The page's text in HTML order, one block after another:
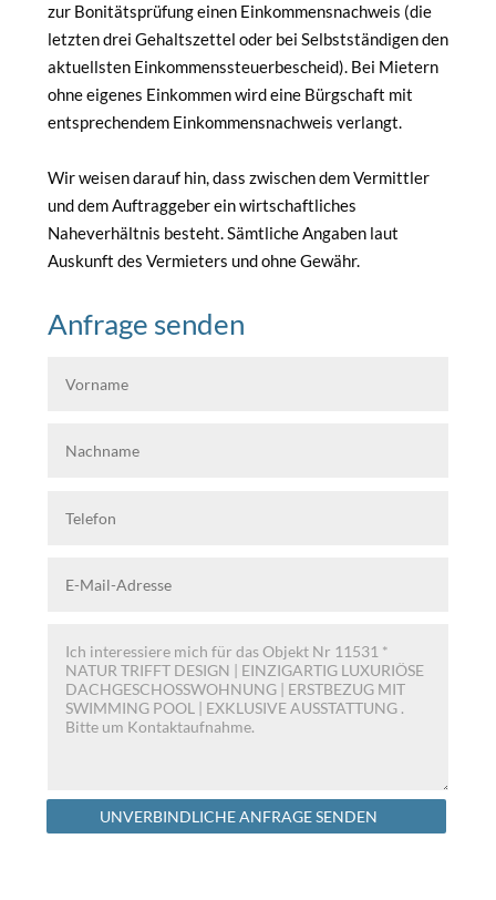
zur Bonitätsprüfung einen Einkommensnachweis (die
letzten drei Gehaltszettel oder bei Selbstständigen den
aktuellsten Einkommenssteuerbescheid). Bei Mietern
ohne eigenes Einkommen wird eine Bürgschaft mit
entsprechendem Einkommensnachweis verlangt.
Wir weisen darauf hin, dass zwischen dem Vermittler
und dem Auftraggeber ein wirtschaftliches
Naheverhältnis besteht. Sämtliche Angaben laut
Auskunft des Vermieters und ohne Gewähr.
Anfrage senden
UNVERBINDLICHE ANFRAGE SENDEN
Alternative: